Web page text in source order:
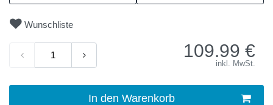
Wunschliste
109.99 €
inkl. MwSt.
In den Warenkorb